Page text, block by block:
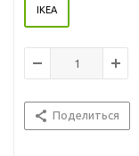
IKEA
Поделиться